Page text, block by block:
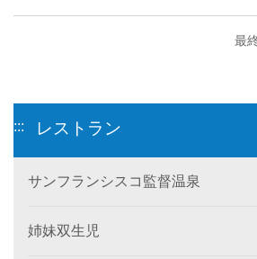
最
::: レストラン
サンフランシスコ監督温泉
姉妹双生児